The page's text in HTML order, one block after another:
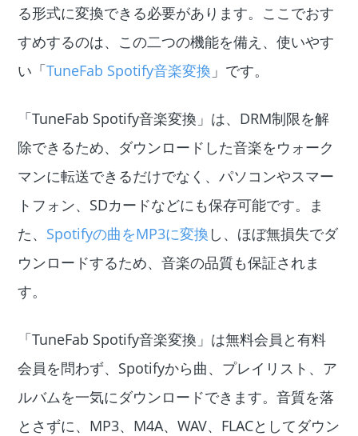
る形式に変換できる必要があります。ここでおす
すめするのは、この二つの機能を備え、使いやす
い「TuneFab Spotify音楽変換 」です。
「TuneFab Spotify音楽変換」は、DRM制限を解
除できるため、ダウンロードした音楽をウォーク
マンに転送できるだけでなく、パソコンやスマー
トフォン、SDカードなどにも保存可能です。ま
た、 Spotifyの曲をMP3に変換 し、ほぼ無損失でダ
ウンロードするため、音楽の品質も保証されま
す。
「TuneFab Spotify音楽変換」は無料会員と有料
会員を問わず、Spotifyから曲、プレイリスト、ア
ルバムを一気にダウンロードできます。音質を落
とさずに、MP3、M4A、WAV、FLACとしてダウン